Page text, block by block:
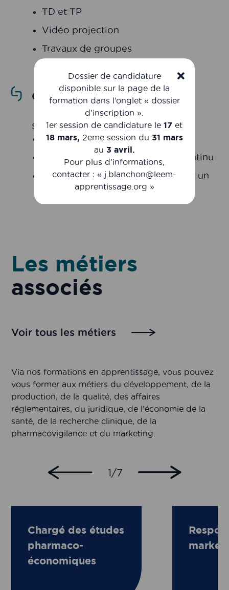
Dossier de candidature
disponible sur la page de la
formation dans l’onglet « dossier
d’inscription ».
1er session de candidature le17 et
18 mars, 2eme session du 31 mars
au 3 avril.
Pour plus d’informations,
contacter : « j.blanchon@leem-
apprentissage.org »
TD et TP
Vidéo projection
Travaux de groupes
Contrôle des connaissances
Selon les matières :
Examen écrit terminal
Soutenance orale ou contrôle continu
Mémoire avec soutenance devant un
jury de professionnels
Les métiers
associés
Voir tous les métiers
Via nos formations en apprentissage, vous pouvez
vous former aux métiers du développement, de la
production, de la qualité, des affaires
réglementaires, du juridique, de l’économie de la
santé, de la recherche clinique, de la
pharmacovigilance et du marketing.
1/7
Chargé des études
pharmaco-
économiques
market